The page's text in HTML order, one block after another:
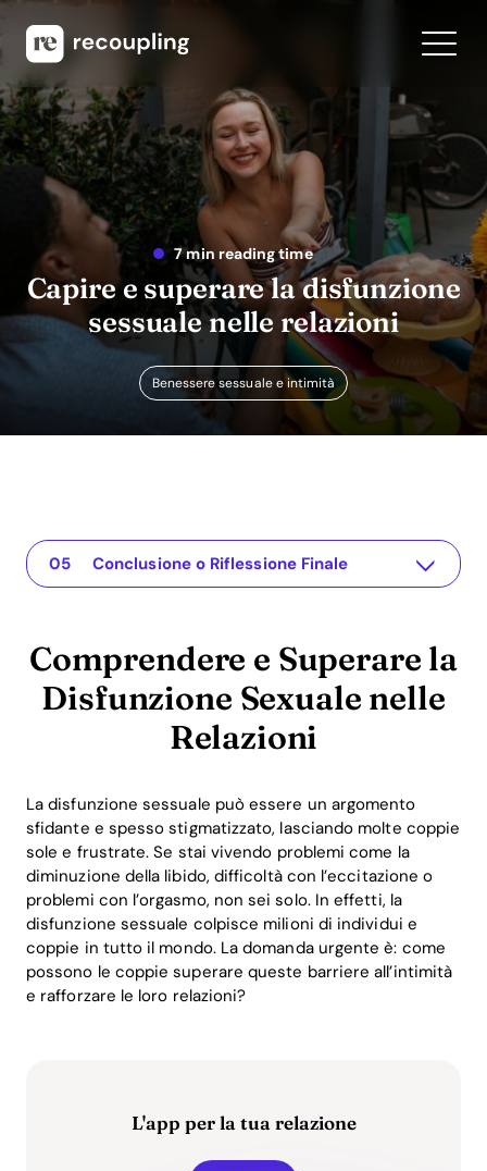
7 min reading time
Capire e superare la disfunzione
sessuale nelle relazioni
Benessere sessuale e intimità
Comprendere e Superare la Disfunzione Sexuale nelle Relazioni
L'app per la tua relazione
Comprendere il Problema
Soluzioni Pratiche o Approfondimenti
Conclusione o Riflessione Finale
Comprendere e Superare la
Disfunzione Sexuale nelle
Relazioni
La disfunzione sessuale può essere un argomento
sfidante e spesso stigmatizzato, lasciando molte coppie
sole e frustrate. Se stai vivendo problemi come la
diminuzione della libido, difficoltà con l’eccitazione o
problemi con l’orgasmo, non sei solo. In effetti, la
disfunzione sessuale colpisce milioni di individui e
coppie in tutto il mondo. La domanda urgente è: come
possono le coppie superare queste barriere all’intimità
e rafforzare le loro relazioni?
L'app per la tua relazione